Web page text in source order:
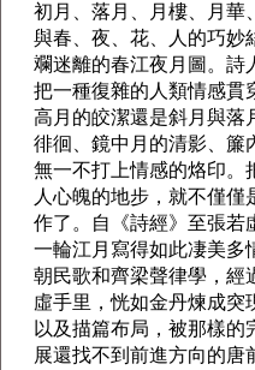
初月、落月、月樓、月華
與春、夜、花、人的巧妙
斕迷離的春江夜月圖。詩
把一種復雜的人類情感貫
高月的皎潔還是斜月與落
徘徊、鏡中月的清影、簾
無一不打上情感的烙印。
人心魄的地步，就不僅僅
作了。自《詩經》至張若
一輪江月寫得如此凄美多
朝民歌和齊梁聲律學，經
虛手里，恍如金丹煉成突
以及描篇布局，被那樣的
展還找不到前進方向的唐